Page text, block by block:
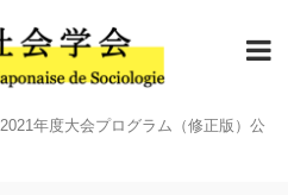
2021年度大会プログラム（修正版）公